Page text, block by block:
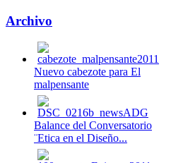
Archivo
Nuevo cabezote para El
malpensante
Balance del Conversatorio
¨Etica en el Diseño...